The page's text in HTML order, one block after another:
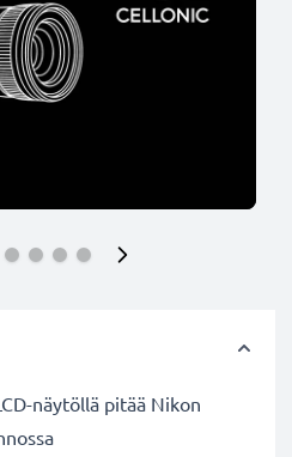
näytöllä pitää Nikon